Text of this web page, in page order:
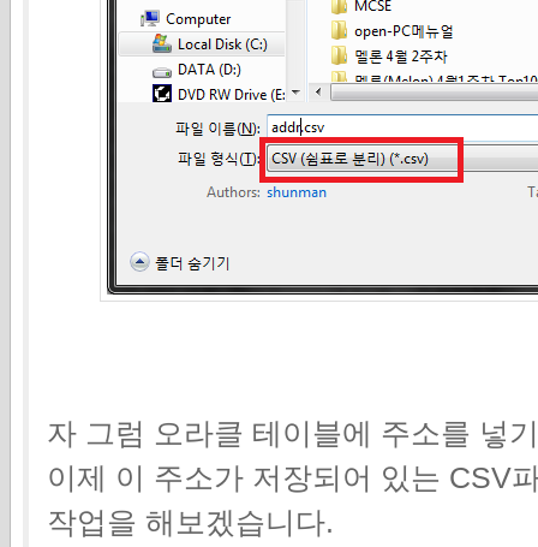
자 그럼 오라클 테이블에 주소를 넣
이제 이 주소가 저장되어 있는 CSV
작업을 해보겠습니다.